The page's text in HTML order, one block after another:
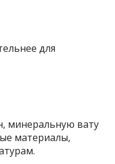
для
минеральную вату
материалы,